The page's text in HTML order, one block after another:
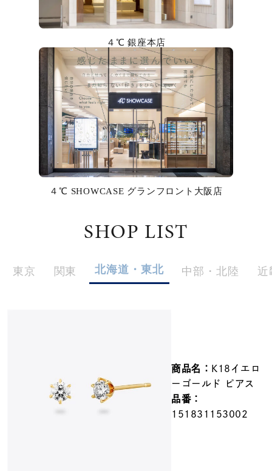
ファッションテイスト
着用シーン
在庫ありのみ すべて表示
４℃ 銀座本店
４℃ SHOWCASE グランフロント大阪店
SHOP LIST
東京 関東 北海道・東北 中部・北陸 近
商品名： K18イエロ
ーゴールド ピアス
品番：
151831153002